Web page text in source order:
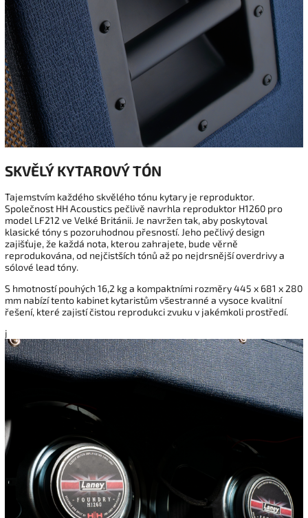
SKVĚLÝ KYTAROVÝ TÓN
Tajemstvím každého skvělého tónu kytary je reproduktor.
Společnost HH Acoustics pečlivě navrhla reproduktor H1260 pro
model LF212 ve Velké Británii. Je navržen tak, aby poskytoval
klasické tóny s pozoruhodnou přesností. Jeho pečlivý design
zajišťuje, že každá nota, kterou zahrajete, bude věrně
reprodukována, od nejčistších tónů až po nejdrsnější overdrivy a
sólové lead tóny.
S hmotností pouhých 16,2 kg a kompaktními rozměry 445 x 681 x 280
mm nabízí tento kabinet kytaristům všestranné a vysoce kvalitní
řešení, které zajistí čistou reprodukci zvuku v jakémkoli prostředí.
j